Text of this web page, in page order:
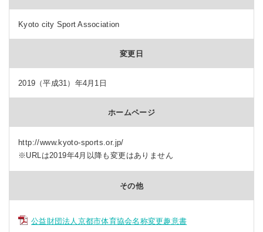
Kyoto city Sport Association
変更日
2019（平成31）年4月1日
ホームページ
http://www.kyoto-sports.or.jp/
※URLは2019年4月以降も変更はありません
その他
公益財団法人京都市体育協会名称変更趣意書